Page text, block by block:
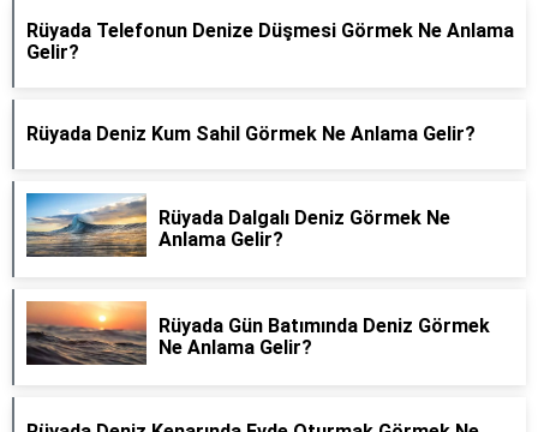
Rüyada Telefonun Denize Düşmesi Görmek Ne Anlama
Gelir?
Rüyada Deniz Kum Sahil Görmek Ne Anlama Gelir?
Rüyada Dalgalı Deniz Görmek Ne
Anlama Gelir?
Rüyada Gün Batımında Deniz Görmek
Ne Anlama Gelir?